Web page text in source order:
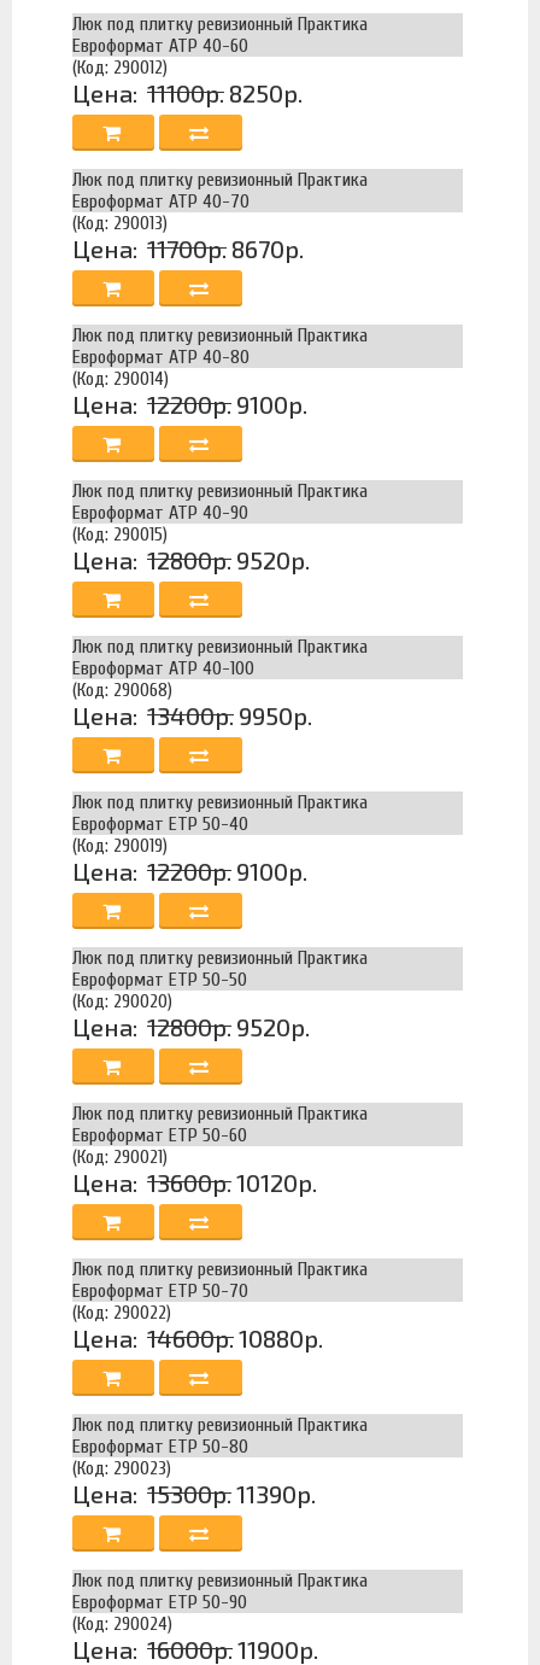
Люк под плитку ревизионный Практика
Евроформат АТР 40-60
(Код: 290012)
Цена: 11100р. 8250р.
Люк под плитку ревизионный Практика
Евроформат АТР 40-70
(Код: 290013)
Цена: 11700р. 8670р.
Люк под плитку ревизионный Практика
Евроформат АТР 40-80
(Код: 290014)
Цена: 12200р. 9100р.
Люк под плитку ревизионный Практика
Евроформат АТР 40-90
(Код: 290015)
Цена: 12800р. 9520р.
Люк под плитку ревизионный Практика
Евроформат АТР 40-100
(Код: 290068)
Цена: 13400р. 9950р.
Люк под плитку ревизионный Практика
Евроформат ЕТР 50-40
(Код: 290019)
Цена: 12200р. 9100р.
Люк под плитку ревизионный Практика
Евроформат ЕТР 50-50
(Код: 290020)
Цена: 12800р. 9520р.
Люк под плитку ревизионный Практика
Евроформат ЕТР 50-60
(Код: 290021)
Цена: 13600р.10120р.
Люк под плитку ревизионный Практика
Евроформат ЕТР 50-70
(Код: 290022)
Цена: 14600р.10880р.
Люк под плитку ревизионный Практика
Евроформат ЕТР 50-80
(Код: 290023)
Цена: 15300р.11390р.
Люк под плитку ревизионный Практика
Евроформат ЕТР 50-90
(Код: 290024)
Цена: 16000р.11900р.